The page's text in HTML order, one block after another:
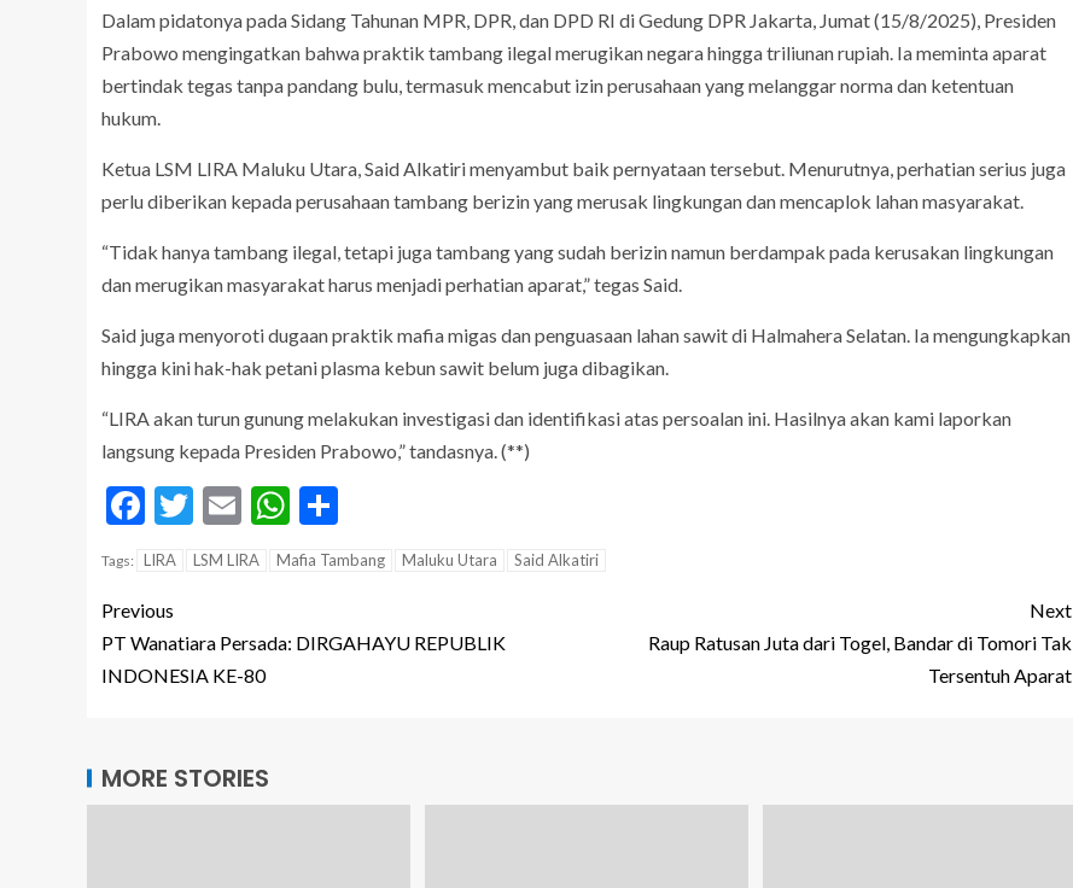
Dalam pidatonya pada Sidang Tahunan MPR, DPR, dan DPD RI di Gedung DPR Jakarta, Jumat (15/8/2025), Presiden
Prabowo mengingatkan bahwa praktik tambang ilegal merugikan negara hingga triliunan rupiah. Ia meminta aparat
bertindak tegas tanpa pandang bulu, termasuk mencabut izin perusahaan yang melanggar norma dan ketentuan
hukum.
Ketua LSM LIRA Maluku Utara, Said Alkatiri menyambut baik pernyataan tersebut. Menurutnya, perhatian serius juga
perlu diberikan kepada perusahaan tambang berizin yang merusak lingkungan dan mencaplok lahan masyarakat.
“Tidak hanya tambang ilegal, tetapi juga tambang yang sudah berizin namun berdampak pada kerusakan lingkungan
dan merugikan masyarakat harus menjadi perhatian aparat,” tegas Said.
Said juga menyoroti dugaan praktik mafia migas dan penguasaan lahan sawit di Halmahera Selatan. Ia mengungkapkan
hingga kini hak-hak petani plasma kebun sawit belum juga dibagikan.
“LIRA akan turun gunung melakukan investigasi dan identifikasi atas persoalan ini. Hasilnya akan kami laporkan
langsung kepada Presiden Prabowo,” tandasnya. (**)
Facebook
Twitter
EmailWhatsApp
Tags: LIRA LSM LIRA Mafia Tambang Maluku Utara Said Alkatiri
Previous
PT Wanatiara Persada: DIRGAHAYU REPUBLIK
INDONESIA KE-80
Next
Raup Ratusan Juta dari Togel, Bandar di Tomori Tak
Tersentuh Aparat
MORE STORIES